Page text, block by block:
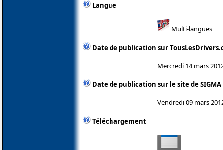
Langue
Multi-langues
Date de publication sur
Mercredi 14 mars
Date de publication sur le site de SIGMA
Vendredi 09 mars
Téléchargement